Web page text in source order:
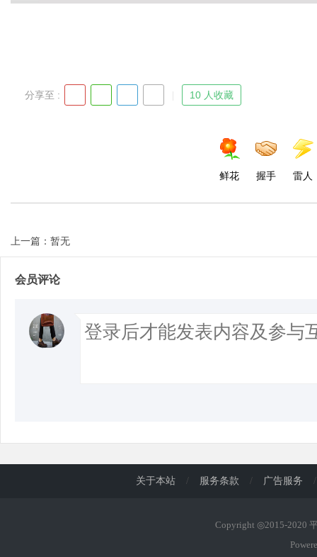
分享至 : 10 人收藏
鲜花 握手 雷人
上一篇：暂无
会员评论
关于本站 / 服务条款 / 广告服务 /
Copyright ◎2015-2020